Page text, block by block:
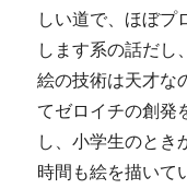
しい道で、ほぼプ
します系の話だし
絵の技術は天才な
てゼロイチの創発
し、小学生のとき
時間も絵を描いて